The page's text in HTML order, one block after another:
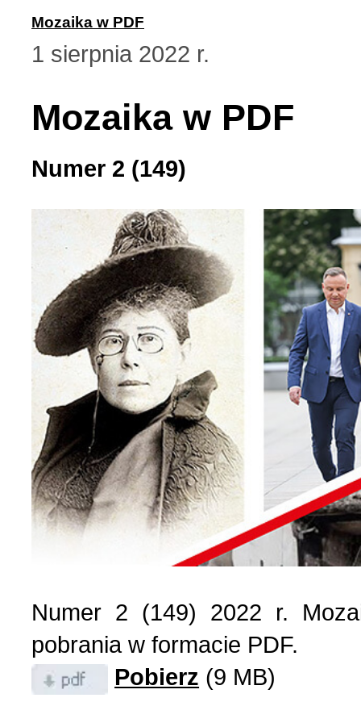
Strona poetycka (1)
Strona religijna (18)
Sylwetki znanych ludzi
Szkolnictwo (14)
U naszych sąsiadów (9)
Wojna rosyjsko-
Wspomnienia (2)
Wybory w Polsce (4)
Wydarzenia (7)
Wydarzenia w Polsce
Z Polską i Ukrainą w
Куточок юного
Mozaika w PDF
1 sierpnia 2022 r.
Mozaika w PDF
Numer 2 (149)
Numer 2 (149) 2022 r.
pobrania w formacie PDF.
Pobierz (9 MB)